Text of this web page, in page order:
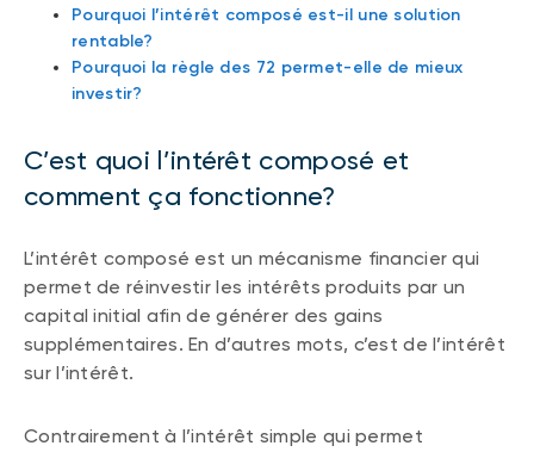
Pourquoi l’intérêt composé est-il une solution
rentable?
Pourquoi la règle des 72 permet-elle de mieux
investir?
C’est quoi l’intérêt composé et
comment ça fonctionne?
L’intérêt composé est un mécanisme financier qui
permet de réinvestir les intérêts produits par un
capital initial afin de générer des gains
supplémentaires. En d’autres mots, c’est de l’intérêt
sur l’intérêt.
Contrairement à l’intérêt simple qui permet